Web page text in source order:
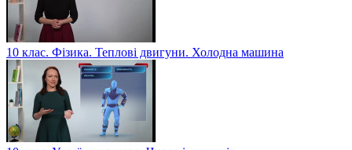
10 клас. Фізика. Теплові двигуни. Холодна машина